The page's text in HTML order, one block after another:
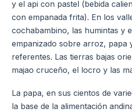
y el api con pastel (bebida
con empanada frita). En los
cochabambino, las humintas y
empanizado sobre arroz, papa
referentes. Las tierras bajas
majao cruceño, el locro y las
La papa, en sus cientos de
la base de la alimentación